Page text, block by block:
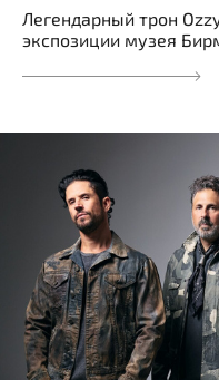
Легендарный трон
экспозиции музея